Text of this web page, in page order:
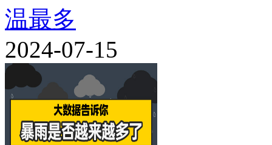
温最多
2024-07-15